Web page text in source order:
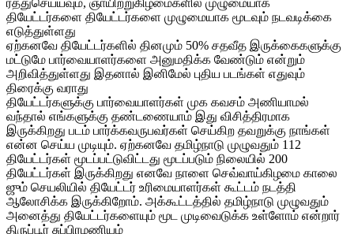
தியேட்டர்களை தியேட்டர்களை முழுமையாக மூடவும் நடவடிக்கை
எடுத்துள்ளது
ஏற்கனவே தியேட்டர்களில் தினமும் 50% சதவீத இருக்கைகளுக்கு
மட்டுமே பார்வையாளர்களை அனுமதிக்க வேண்டும் என்றும்
அறிவித்துள்ளது இதனால் இனிமேல் புதிய படங்கள் எதுவும்
திரைக்கு வராது
தியேட்டர்களுக்கு பார்வையாளர்கள் முக கவசம் அணியாமல்
வந்தால் எங்களுக்கு தண்டணையாம் இது விசித்திரமாக
இருக்கிறது படம் பார்க்கவருபவர்கள் செய்கிற தவறுக்கு நாங்கள்
என்ன செய்ய முடியும். ஏற்கனவே தமிழ்நாடு முழுவதும் 112
தியேட்டர்கள் மூடப்பட்டுவிட்டது மூடப்படும் நிலையில் 200
தியேட்டர்கள் இருக்கிறது எனவே நாளை செவ்வாய்கிழமை காலை
ஜும் செயலியில் தியேட்டர் உரிமையாளர்கள் கூட்டம் நடத்தி
ஆலோசிக்க இருக்கிறோம். அக்கூட்டத்தில் தமிழ்நாடு முழுவதும்
அனைத்து தியேட்டர்களையும் மூட முடிவைடுக்க உள்ளோம் என்றார்
திருப்பூர் சுப்பிரமணியம்